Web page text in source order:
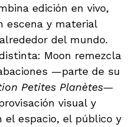
edición en vivo,
escena y material
del mundo.
Moon remezcla
—parte de su
Petites Planètes—
visual y
el espacio, el público y